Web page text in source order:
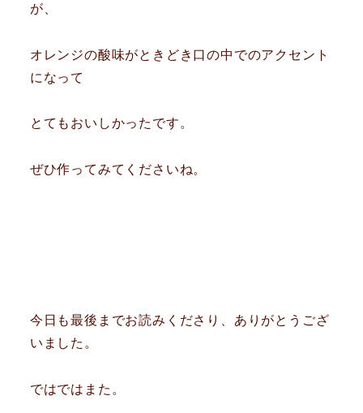
が、
オレンジの酸味がときどき口の中でのアクセント
になって
とてもおいしかったです。
ぜひ作ってみてくださいね。
今日も最後までお読みくださり、ありがとうござ
いました。
ではではまた。